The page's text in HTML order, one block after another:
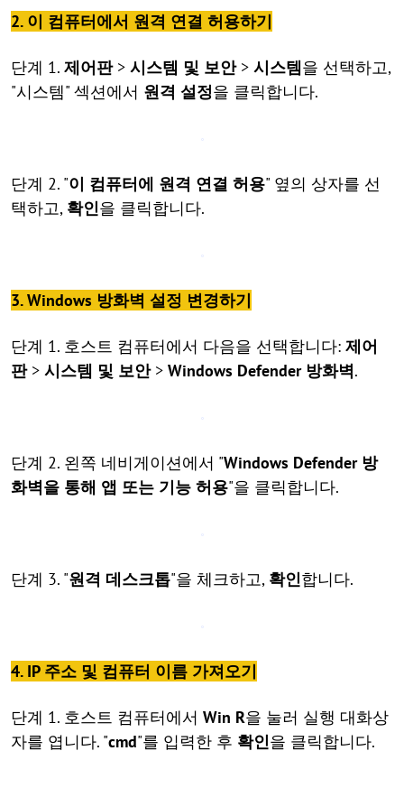
2. 이 컴퓨터에서 원격 연결 허용하기
단계 1. 제어판> 시스템 및 보안> 시스템을 선택하고,
"시스템" 섹션에서 원격 설정을 클릭합니다.
단계 2. "이 컴퓨터에 원격 연결 허용" 옆의 상자를 선
택하고, 확인을 클릭합니다.
3. Windows 방화벽 설정 변경하기
단계 1. 호스트 컴퓨터에서 다음을 선택합니다: 제어
판> 시스템 및 보안 > Windows Defender 방화벽.
단계 2. 왼쪽 네비게이션에서 "Windows Defender 방
화벽을 통해 앱 또는 기능 허용"을 클릭합니다.
단계 3. "원격 데스크톱"을 체크하고, 확인합니다.
4. IP 주소 및 컴퓨터 이름 가져오기
단계 1. 호스트 컴퓨터에서 Win R을 눌러 실행 대화상
자를 엽니다. "cmd"를 입력한 후 확인을 클릭합니다.